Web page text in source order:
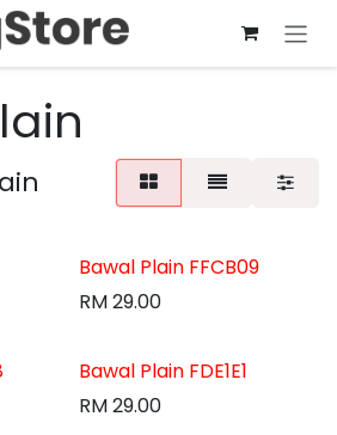
Bawal Plain FFCB09
RM29.00
Bawal Plain FDE1E1
RM29.00